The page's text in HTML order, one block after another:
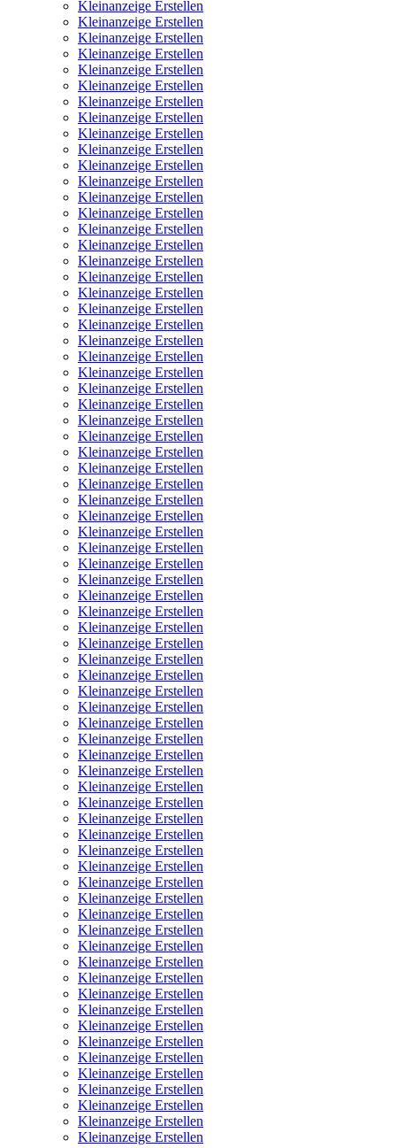
Kleinanzeige Erstellen
Kleinanzeige Erstellen
Kleinanzeige Erstellen
Kleinanzeige Erstellen
Kleinanzeige Erstellen
Kleinanzeige Erstellen
Kleinanzeige Erstellen
Kleinanzeige Erstellen
Kleinanzeige Erstellen
Kleinanzeige Erstellen
Kleinanzeige Erstellen
Kleinanzeige Erstellen
Kleinanzeige Erstellen
Kleinanzeige Erstellen
Kleinanzeige Erstellen
Kleinanzeige Erstellen
Kleinanzeige Erstellen
Kleinanzeige Erstellen
Kleinanzeige Erstellen
Kleinanzeige Erstellen
Kleinanzeige Erstellen
Kleinanzeige Erstellen
Kleinanzeige Erstellen
Kleinanzeige Erstellen
Kleinanzeige Erstellen
Kleinanzeige Erstellen
Kleinanzeige Erstellen
Kleinanzeige Erstellen
Kleinanzeige Erstellen
Kleinanzeige Erstellen
Kleinanzeige Erstellen
Kleinanzeige Erstellen
Kleinanzeige Erstellen
Kleinanzeige Erstellen
Kleinanzeige Erstellen
Kleinanzeige Erstellen
Kleinanzeige Erstellen
Kleinanzeige Erstellen
Kleinanzeige Erstellen
Kleinanzeige Erstellen
Kleinanzeige Erstellen
Kleinanzeige Erstellen
Kleinanzeige Erstellen
Kleinanzeige Erstellen
Kleinanzeige Erstellen
Kleinanzeige Erstellen
Kleinanzeige Erstellen
Kleinanzeige Erstellen
Kleinanzeige Erstellen
Kleinanzeige Erstellen
Kleinanzeige Erstellen
Kleinanzeige Erstellen
Kleinanzeige Erstellen
Kleinanzeige Erstellen
Kleinanzeige Erstellen
Kleinanzeige Erstellen
Kleinanzeige Erstellen
Kleinanzeige Erstellen
Kleinanzeige Erstellen
Kleinanzeige Erstellen
Kleinanzeige Erstellen
Kleinanzeige Erstellen
Kleinanzeige Erstellen
Kleinanzeige Erstellen
Kleinanzeige Erstellen
Kleinanzeige Erstellen
Kleinanzeige Erstellen
Kleinanzeige Erstellen
Kleinanzeige Erstellen
Kleinanzeige Erstellen
Kleinanzeige Erstellen
Kleinanzeige Erstellen